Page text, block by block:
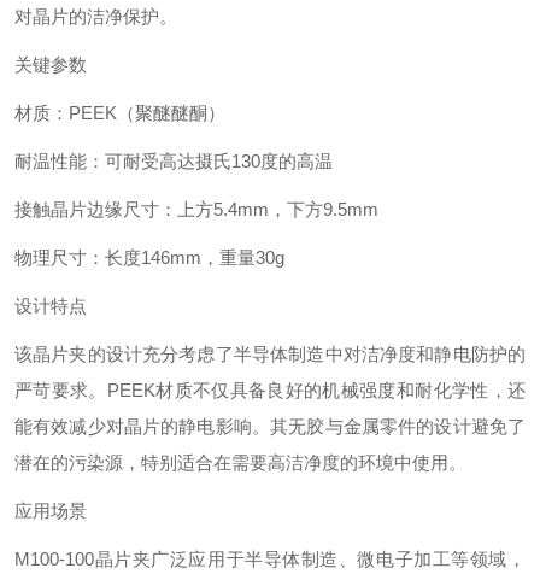
对晶片的洁净保护‌。
关键参数
材质‌：PEEK（聚醚醚酮）‌
耐温性能‌：可耐受高达摄氏130度的高温‌
接触晶片边缘尺寸‌：上方5.4mm，下方9.5mm‌
物理尺寸‌：长度146mm，重量30g‌
设计特点
该晶片夹的设计充分考虑了半导体制造中对洁净度和静电防护的
严苛要求。PEEK材质不仅具备良好的机械强度和耐化学性，还
能有效减少对晶片的静电影响‌。其无胶与金属零件的设计避免了
潜在的污染源，特别适合在需要高洁净度的环境中使用‌。
应用场景
M100-100晶片夹广泛应用于半导体制造、微电子加工等领域，